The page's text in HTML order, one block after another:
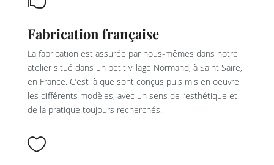
Fabrication française
La fabrication est assurée par nous-mêmes dans notre
atelier situé dans un petit village Normand, à Saint Saire,
en France. C’est là que sont conçus puis mis en oeuvre
les différents modèles, avec un sens de l’esthétique et
de la pratique toujours recherchés.
